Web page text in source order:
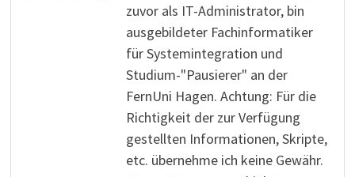
zuvor als IT-Administrator, bin
ausgebildeter Fachinformatiker
für Systemintegration und
Studium-"Pausierer" an der
FernUni Hagen. Achtung: Für die
Richtigkeit der zur Verfügung
gestellten Informationen, Skripte,
etc. übernehme ich keine Gewähr.